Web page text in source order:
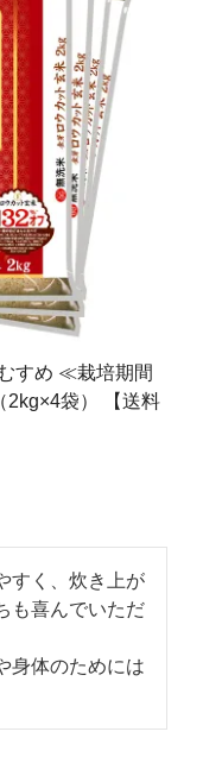
すめ ≪栽培期間
袋） 【送料
すく、炊き上が
も喜んでいただ
身体のためには